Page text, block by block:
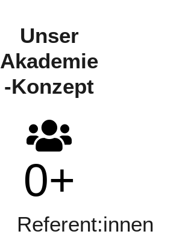
Unser
Akademie
-Konzept
0+
Referent:innen